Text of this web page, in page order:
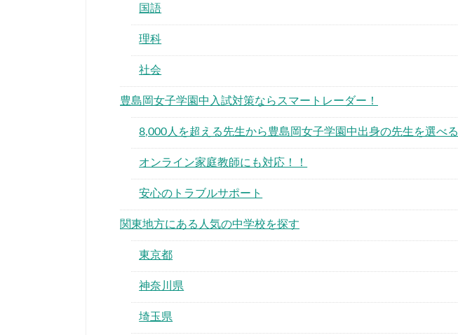
国語
理科
社会
豊島岡女子学園中入試対策ならスマートレーダー！
8,000人を超える先生から豊島岡女子学園中出身の先生を選べる
オンライン家庭教師にも対応！！
安心のトラブルサポート
関東地方にある人気の中学校を探す
東京都
神奈川県
埼玉県